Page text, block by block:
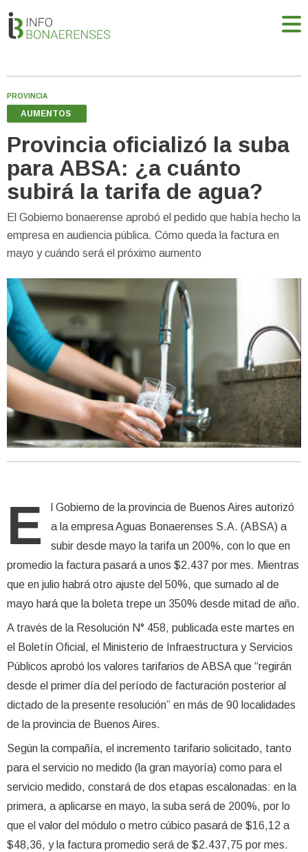
PROVINCIA
AUMENTOS
Provincia oficializó la suba
para ABSA: ¿a cuánto
subirá la tarifa de agua?
El Gobierno bonaerense aprobó el pedido que había hecho la
empresa en audiencia pública. Cómo queda la factura en
mayo y cuándo será el próximo aumento
E
l Gobierno de la provincia de Buenos Aires autorizó
a la empresa Aguas Bonaerenses S.A. (ABSA) a
subir desde mayo la tarifa un 200%, con lo que en
promedio la factura pasará a unos $2.437 por mes. Mientras
que en julio habrá otro ajuste del 50%, que sumado al de
mayo hará que la boleta trepe un 350% desde mitad de año.
A través de la Resolución N° 458, publicada este martes en
el Boletín Oficial, el Ministerio de Infraestructura y Servicios
Públicos aprobó los valores tarifarios de ABSA que “regirán
desde el primer día del período de facturación posterior al
dictado de la presente resolución” en más de 90 localidades
de la provincia de Buenos Aires.
Según la compañía, el incremento tarifario solicitado, tanto
para el servicio no medido (la gran mayoría) como para el
servicio medido, constará de dos etapas escalonadas: en la
primera, a aplicarse en mayo, la suba será de 200%, por lo
que el valor del módulo o metro cúbico pasará de $16,12 a
$48,36, y la factura promedio será de $2.437,75 por mes.